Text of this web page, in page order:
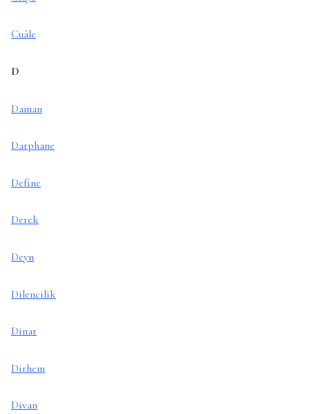
Cuâle
D
Daman
Darphane
Define
Derek
Deyn
Dilencilik
Dinar
Dirhem
Divan